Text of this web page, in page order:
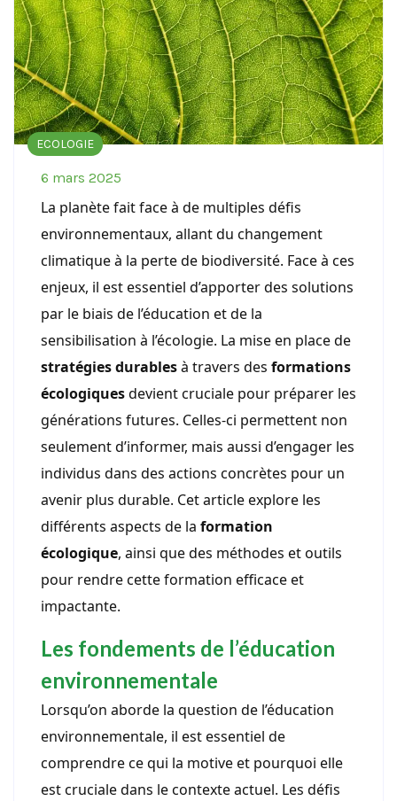
ECOLOGIE
6 mars 2025
La planète fait face à de multiples défis
environnementaux, allant du changement
climatique à la perte de biodiversité. Face à ces
enjeux, il est essentiel d’apporter des solutions
par le biais de l’éducation et de la
sensibilisation à l’écologie. La mise en place de
stratégies durablesà travers des formations
écologiquesdevient cruciale pour préparer les
générations futures. Celles-ci permettent non
seulement d’informer, mais aussi d’engager les
individus dans des actions concrètes pour un
avenir plus durable. Cet article explore les
différents aspects de la formation
écologique, ainsi que des méthodes et outils
pour rendre cette formation efficace et
impactante.
Les fondements de l’éducation
environnementale
Lorsqu’on aborde la question de l’éducation
environnementale, il est essentiel de
comprendre ce qui la motive et pourquoi elle
est cruciale dans le contexte actuel. Les défis